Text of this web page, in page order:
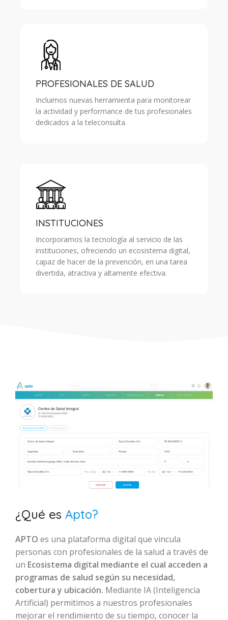
PROFESIONALES DE SALUD
Incluimos nuevas herramienta para monitorear
la actividad y performance de tus profesionales
dedicados a la teleconsulta.
INSTITUCIONES
Incorporamos la tecnología al servicio de las
instituciones, ofreciendo un ecosistema digital,
capaz de hacer de la prevención, en una tarea
divertida, atractiva y altamente efectiva.
¿Qué es Apto?
APTO es una plataforma digital que vincula
personas con profesionales de la salud a través de
un Ecosistema digital mediante el cual acceden a
programas de salud según su necesidad,
cobertura y ubicación. Mediante IA (Inteligencia
Artificial) permitimos a nuestros profesionales
mejorar el rendimiento de su tiempo, conocer la